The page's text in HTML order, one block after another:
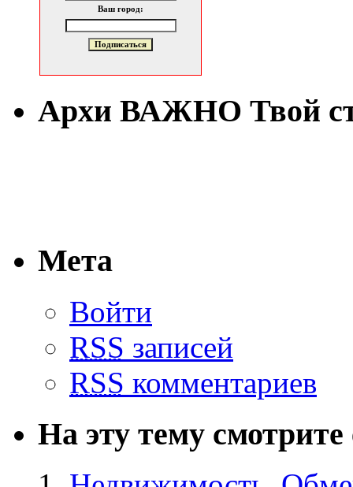
Ваш город:
Архи ВАЖНО Твой
Мета
Войти
RSS записей
RSS комментариев
На эту тему